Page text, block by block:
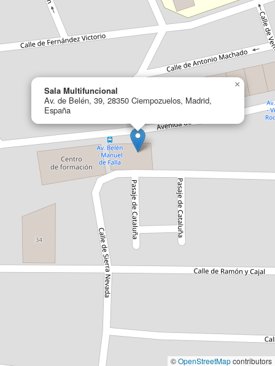
Sala Multifuncional
Av. de Belén, 39, 28350 Ciempozuelos, Madrid,
España
×
©OpenStreetMapcontributors